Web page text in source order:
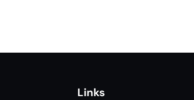
Links